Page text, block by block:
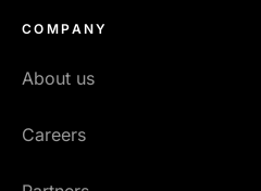
COMPANY
About us
Careers